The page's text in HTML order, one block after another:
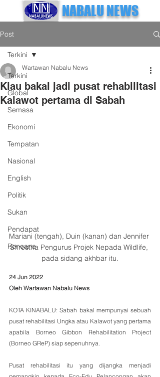
NABALU NEWS
Post
Terkini
Global
Semasa
Ekonomi
Tempatan
Nasional
English
Politik
Sukan
Pendapat
Rencana
Terkini
Kiau bakal jadi pusat rehabilitasi
Kalawot pertama di Sabah
Wartawan Nabalu News
Mariani (tengah), Duin (kanan) dan Jennifer
Shrestha Pengurus Projek Nepada Wildlife,
pada sidang akhbar itu.
24 Jun 2022
Oleh Wartawan Nabalu News
KOTA KINABALU: Sabah bakal mempunyai sebuah
pusat rehabilitasi Ungka atau Kalawot yang pertama
apabila Borneo Gibbon Rehabilitation Project
(Borneo GReP) siap sepenuhnya.
Pusat rehabilitasi itu yang dijangka menjadi